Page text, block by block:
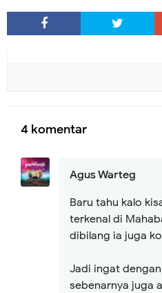
4 komentar
Agus Warteg
Baru tahu kalo
terkenal di
dibilang ia juga
Jadi ingat
sebenarnya juga